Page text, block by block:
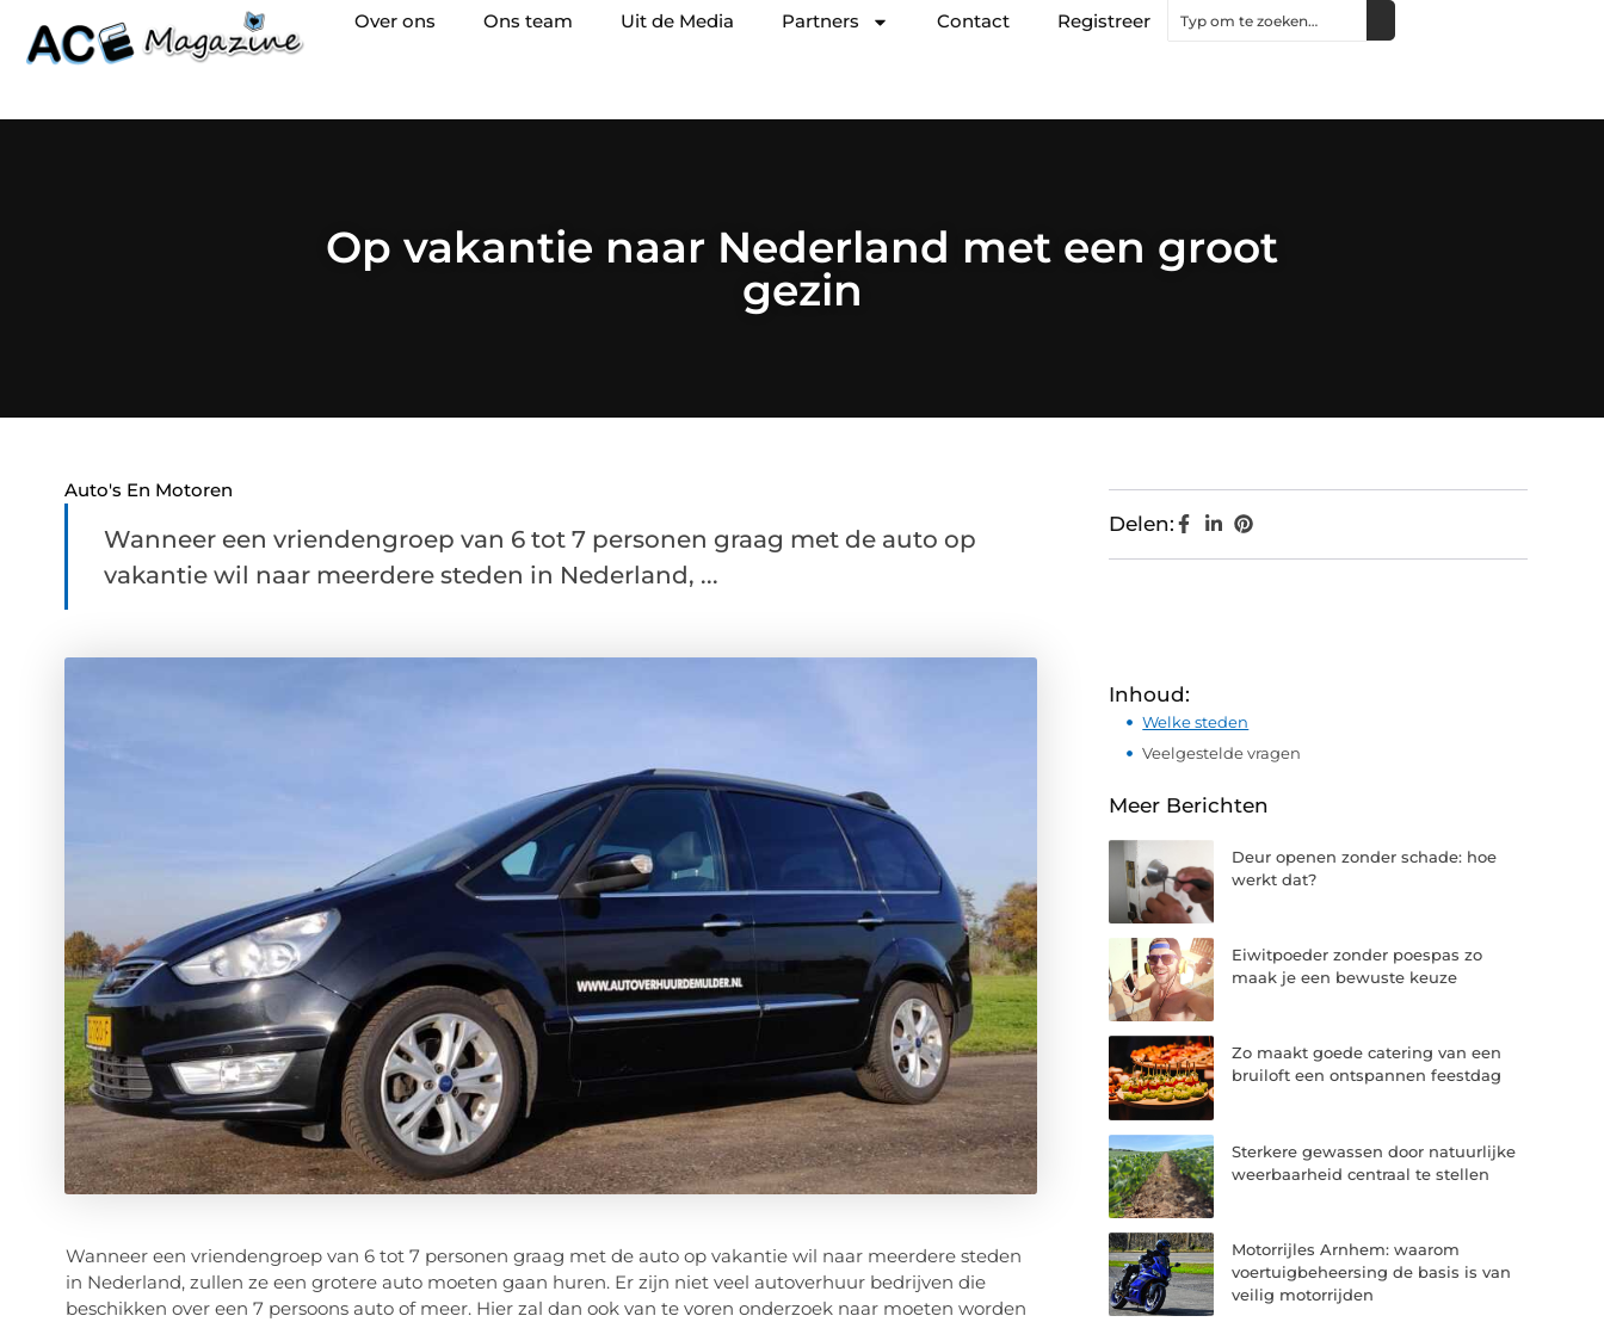
Over ons Ons team Uit de Media Partners Contact Registreer
Op vakantie naar Nederland met een groot
gezin
Auto's En Motoren
Wanneer een vriendengroep van 6 tot 7 personen graag met de auto op
vakantie wil naar meerdere steden in Nederland, ...
Wanneer een vriendengroep van 6 tot 7 personen graag met de auto op vakantie wil naar meerdere steden
in Nederland, zullen ze een grotere auto moeten gaan huren. Er zijn niet veel autoverhuur bedrijven die
beschikken over een 7 persoons auto of meer. Hier zal dan ook van te voren onderzoek naar moeten worden
Delen:
Inhoud:
Welke steden
Veelgestelde vragen
Meer Berichten
Deur openen zonder schade: hoe
werkt dat?
Eiwitpoeder zonder poespas zo
maak je een bewuste keuze
Zo maakt goede catering van een
bruiloft een ontspannen feestdag
Sterkere gewassen door natuurlijke
weerbaarheid centraal te stellen
Motorrijles Arnhem: waarom
voertuigbeheersing de basis is van
veilig motorrijden